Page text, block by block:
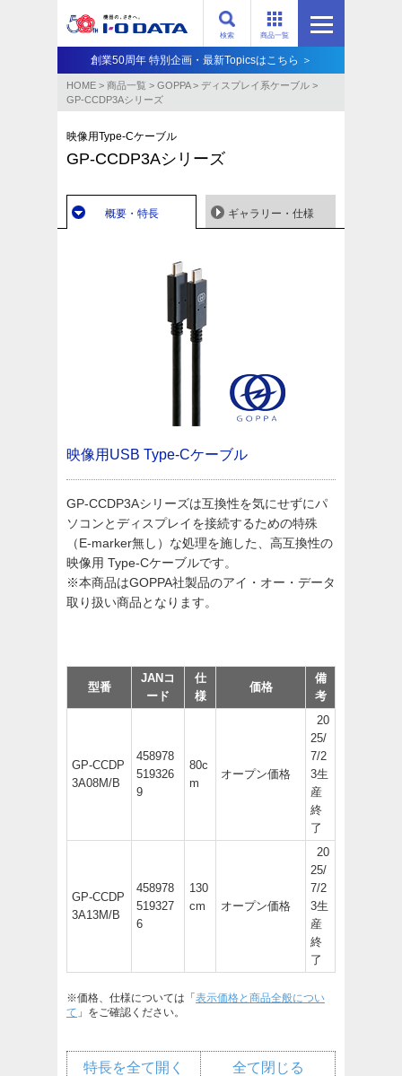
商品一覧
検索
創業50周年 特別企画・最新Topicsはこちら ＞
HOME > 商品一覧 > GOPPA> ディスプレイ系ケーブル >
GP-CCDP3Aシリーズ
映像用Type-Cケーブル
GP-CCDP3Aシリーズ
概要・特長 ギャラリー・仕様
映像用USB Type-Cケーブル
GP-CCDP3Aシリーズは互換性を気にせずにパ
ソコンとディスプレイを接続するための特殊
（E-marker無し）な処理を施した、高互換性の
映像用 Type-Cケーブルです。
※本商品はGOPPA社製品のアイ・オー・データ
取り扱い商品となります。
型番
JANコ
ード
仕
様
価格
備
考
GP-CCDP
3A08M/B
458978
519326
9
80c
m
オープン価格
20
25/
7/2
3生
産
終
了
GP-CCDP
3A13M/B
458978
519327
6
130
cm
オープン価格
20
25/
7/2
3生
産
終
了
※価格、仕様については「 表示価格と商品全般につい
て 」をご確認ください。
全て閉じる
特長を全て開く